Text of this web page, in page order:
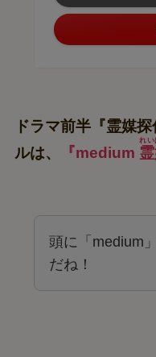
ドラマ前半『霊媒
ルは、
『medium
れい
頭に「medium
だね！